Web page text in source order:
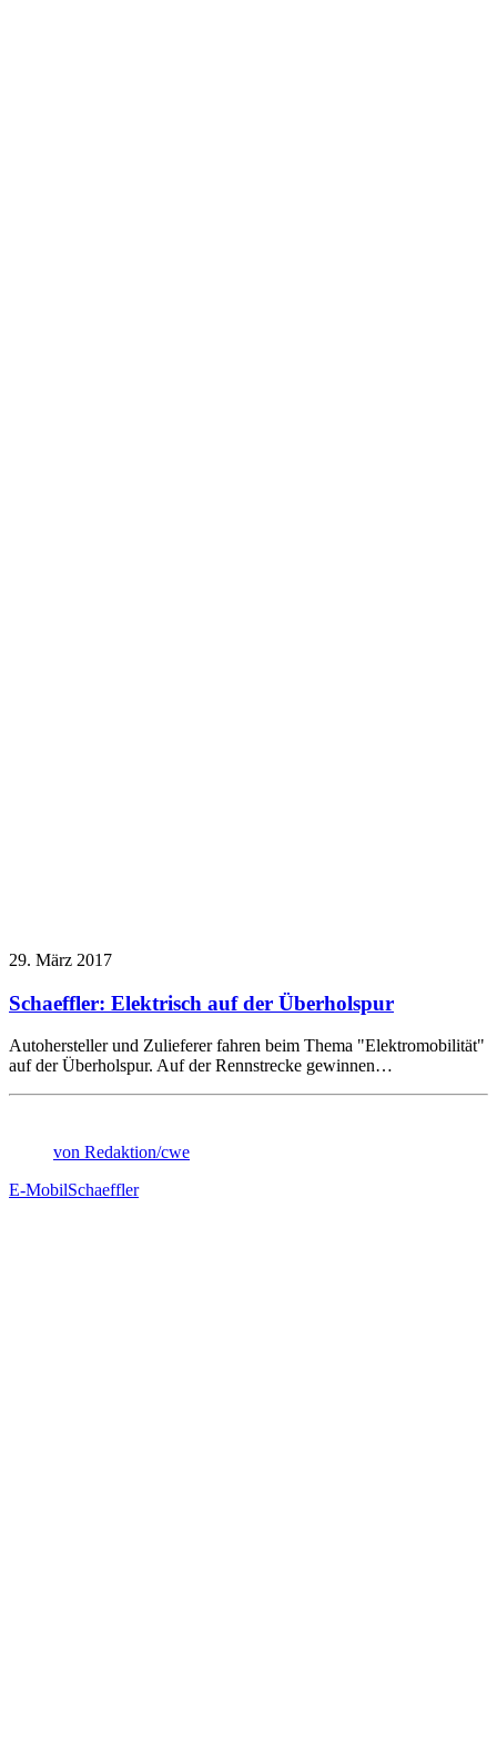
29. März 2017
Schaeffler: Elektrisch auf der Überholspur
Autohersteller und Zulieferer fahren beim Thema "Elektromobilität"
auf der Überholspur. Auf der Rennstrecke gewinnen…
von Redaktion/cwe
E-MobilSchaeffler